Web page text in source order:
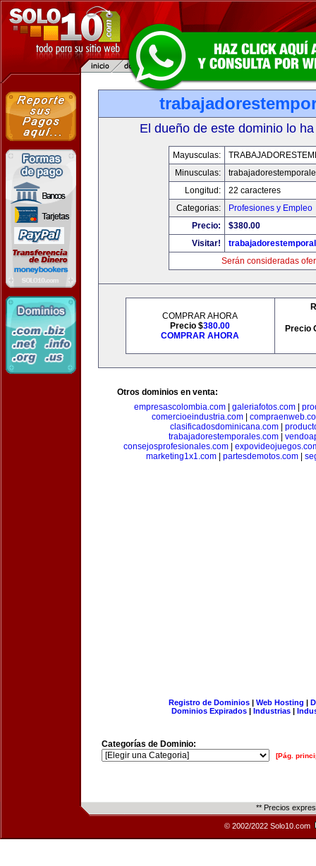
El dueño de este dominio lo
Mayusculas:
Minusculas:
Longitud:
22 caracteres
Categorias:
Profesiones y Empleo
Precio:
$380.00
Visitar!
Serán consideradas
COMPRAR AHORA
Precio $380.00
COMPRAR AHORA
Precio
Otros dominios en venta:
empresascolombia.com
galeriafotos.com
comercioeindustria.com|
clasificadosdominicana.com
trabajadorestemporales.com
consejosprofesionales.com|
marketing1x1.com| partesdemotos.com|
Registro de Dominios| Web Hosting |
Dominios Expirados | Industrias |
Categorías de Dominio:
[Pág.
** Precios
© 2002/2022 Solo10.com